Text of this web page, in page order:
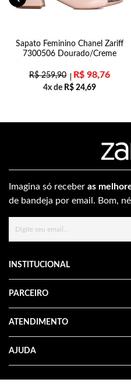
Sapato Feminino Chanel Zariff
7300506 Dourado/Creme
R$259,90 R$ 98,76
4x de R$ 24,69
Imagina só receber as
de bandeja por email. Bom,
INSTITUCIONAL
PARCEIRO
ATENDIMENTO
AJUDA